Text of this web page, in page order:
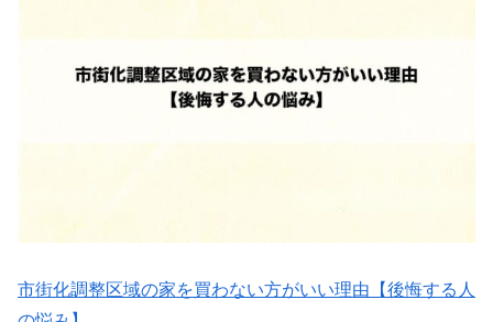
市街化調整区域の家を買わない方がいい理由【後悔する人